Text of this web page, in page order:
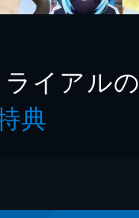
イアルの
典